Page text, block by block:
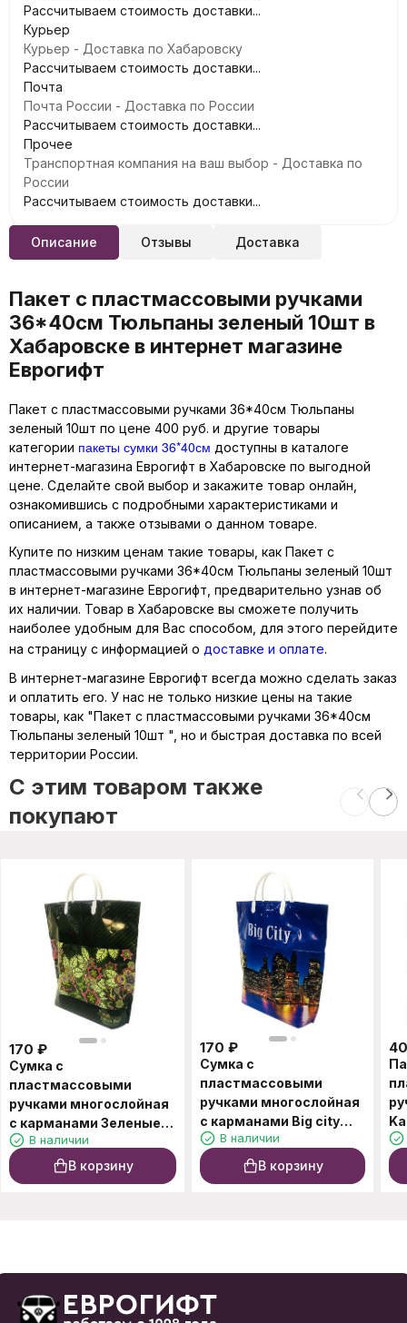
Рассчитываем стоимость доставки...
Курьер
Курьер - Доставка по Хабаровску
Рассчитываем стоимость доставки...
Почта
Почта России - Доставка по России
Рассчитываем стоимость доставки...
Прочее
Транспортная компания на ваш выбор - Доставка по
России
Рассчитываем стоимость доставки...
Описание Отзывы Доставка
Пакет с пластмассовыми ручками
36*40см Тюльпаны зеленый 10шт в
Хабаровске в интернет магазине
Еврогифт
Пакет с пластмассовыми ручками 36*40см Тюльпаны
зеленый 10шт по цене 400 руб. и другие товары
категории пакеты сумки 36*40см доступны в каталоге
интернет-магазина Еврогифт в Хабаровске по выгодной
цене. Сделайте свой выбор и закажите товар онлайн,
ознакомившись с подробными характеристиками и
описанием, а также отзывами о данном товаре.
Купите по низким ценам такие товары, как Пакет с
пластмассовыми ручками 36*40см Тюльпаны зеленый 10шт
в интернет-магазине Еврогифт, предварительно узнав об
их наличии. Товар в Хабаровске вы сможете получить
наиболее удобным для Вас способом, для этого перейдите
на страницу с информацией о доставке и оплате.
В интернет-магазине Еврогифт всегда можно сделать заказ
и оплатить его. У нас не только низкие цены на такие
товары, как "Пакет с пластмассовыми ручками 36*40см
Тюльпаны зеленый 10шт ", но и быстрая доставка по всей
территории России.
C этим товаром также
покупают
170 ₽
Сумка с
пластмассовыми
ручками многослойная
с карманами Зеленые
листья 37*37см
В наличии
В корзину
170 ₽
Сумка с
пластмассовыми
ручками многослойная
с карманами Big city
37*37см
В наличии
В корзину